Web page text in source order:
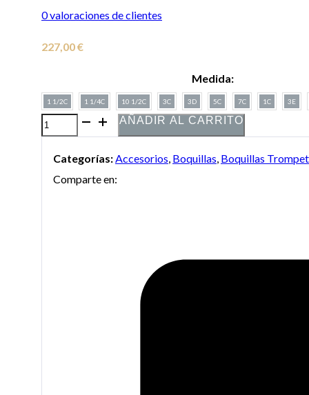
0valoraciones de clientes
227,00€
Medida:
1 1/2C 1 1/4C 10 1/2C 3C 3D 5C 7C 1C 3E
Boquilla
dorada
para
AÑADIR AL CARRITO
Categorías: Accesorios Boquillas Boquillas
Comparte en: